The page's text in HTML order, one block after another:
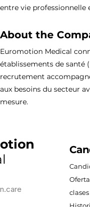
entre vie professionnelle
About the
Euromotion Medical
établissements de santé
recrutement
aux besoins du secteur
mesure.